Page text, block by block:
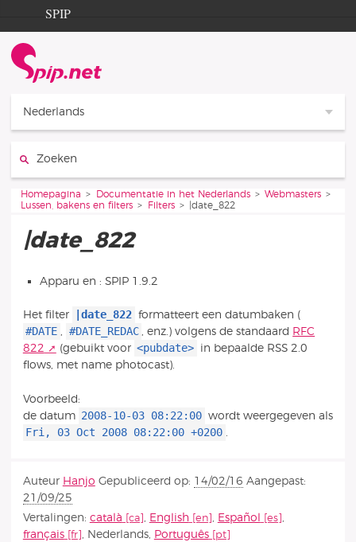
Ga naar de inhoud
Ga naar de navigatie
SPIP
Documentation
Contribution
Nederlands
Je bent hier:
Homepagina Documentatie in het Nederlands
Webmasters
Lussen, bakens en filters
Filters |date_822
|date_822
Apparu en : SPIP 1.9.2
Het filter |date_822 formatteert een datumbaken (
#DATE , #DATE_REDAC , enz.) volgens de standaard RFC
822
(gebuikt voor <pubdate> in bepaalde RSS 2.0
flows, met name photocast).
Voorbeeld:
de datum 2008-10-03 08:22:00 wordt weergegeven als
Fri, 03 Oct 2008 08:22:00 +0200
Auteur Hanjo Gepubliceerd op: 14/02/16 Aangepast:
21/09/25
Vertalingen: català , English , Español
,
français
, Nederlands, Português